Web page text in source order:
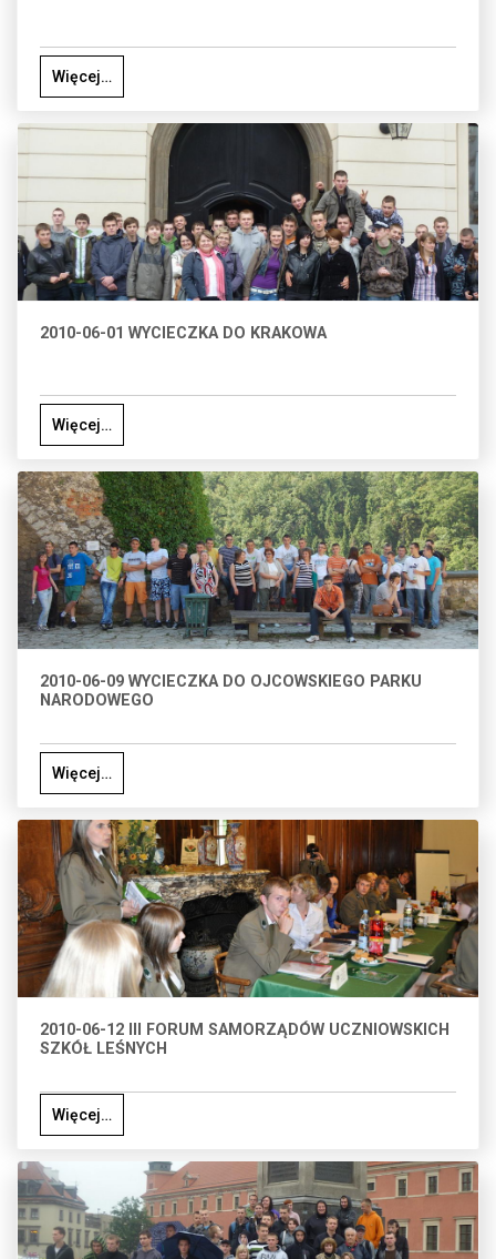
Więcej…
2010-06-01 WYCIECZKA DO KRAKOWA
Więcej…
2010-06-09 WYCIECZKA DO OJCOWSKIEGO PARKU
NARODOWEGO
Więcej…
2010-06-12 III FORUM SAMORZĄDÓW UCZNIOWSKICH
SZKÓŁ LEŚNYCH
Więcej…